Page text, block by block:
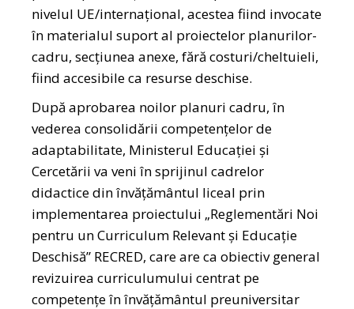
nivelul UE/internațional, acestea fiind invocate
în materialul suport al proiectelor planurilor-
cadru, secțiunea anexe, fără costuri/cheltuieli,
fiind accesibile ca resurse deschise.
După aprobarea noilor planuri cadru, în
vederea consolidării competențelor de
adaptabilitate, Ministerul Educației și
Cercetării va veni în sprijinul cadrelor
didactice din învățământul liceal prin
implementarea proiectului „Reglementări Noi
pentru un Curriculum Relevant și Educație
Deschisă” RECRED, care are ca obiectiv general
revizuirea curriculumului centrat pe
competențe în învățământul preuniversitar